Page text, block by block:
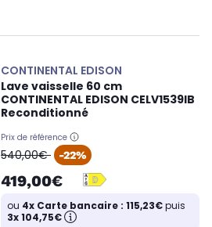
CONTINENTAL EDISON
Lave vaisselle 60 cm
CONTINENTAL EDISON CELV1539IB
Reconditionné
Prix de référence
oldPrice
540,00€ -22%
419,00€
ou 4x Carte bancaire : 115,23€puis
3x 104,75€